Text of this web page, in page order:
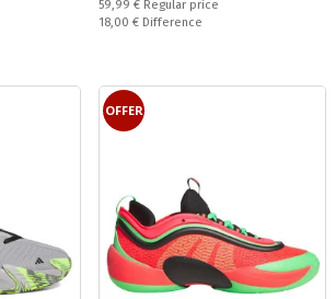
Regular price:
59,99 € Regular price
Спестявате:
18,00 € Difference
OFFER